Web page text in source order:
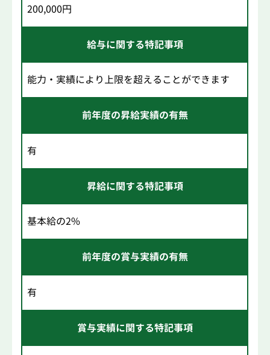
200,000円
給与に関する特記事項
能力・実績により上限を超えることができます
前年度の昇給実績の有無
有
昇給に関する特記事項
基本給の2%
前年度の賞与実績の有無
有
賞与実績に関する特記事項